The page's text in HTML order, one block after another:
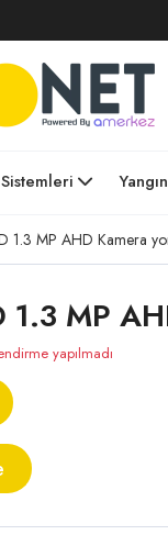
1.3 MP AHD Kamera
1.3 MP
yapılmadı